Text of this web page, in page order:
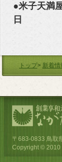
●米子天満
日
トップ> 新着情
〒683-0833 鳥取
Copyright © 2010